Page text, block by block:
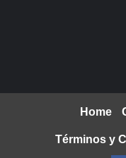
Home
Términos y